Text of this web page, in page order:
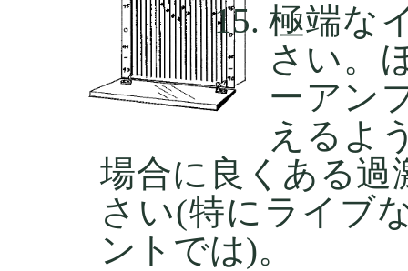
極端な
さい。
ーアン
えるよ
場合に良くある過
さい(特にライブ
ントでは)。